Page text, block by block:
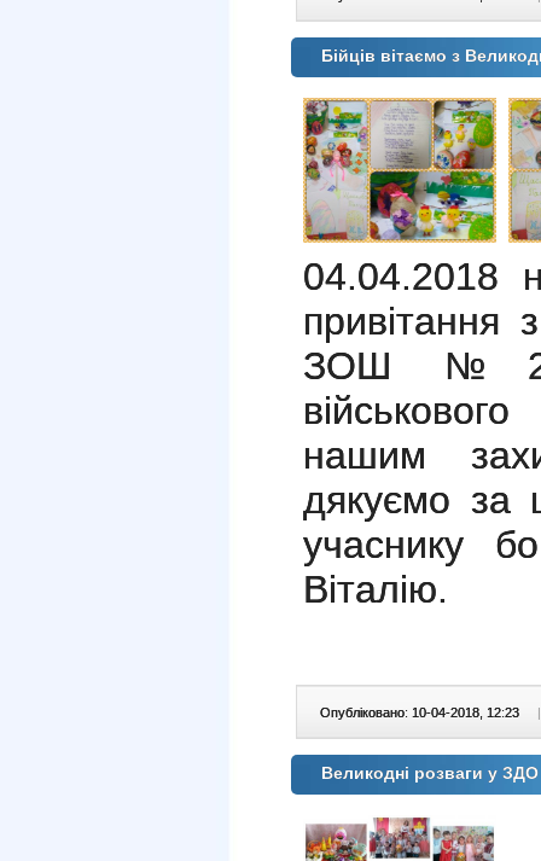
Бійців вітаємо з
04.04.2018
привітання
ЗОШ №29
нашим
дякуємо за
учаснику
Віталію.
Опубліковано: 10-04-2018, 12:23 |
Великодні розваги у